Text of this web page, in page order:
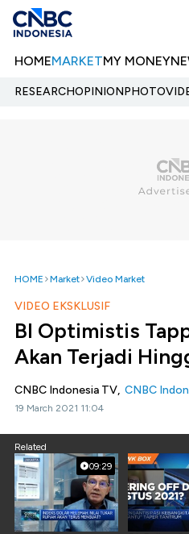
HOMEMARKETMY MONEY
RESEARCHOPINIONPHOTO
HOME Market Video Market
VIDEO EKSKLUSIF
BI Optimistis
Akan Terjadi
CNBC Indonesia TV, CNBC
19 March 2021 11:04
Related
09:29